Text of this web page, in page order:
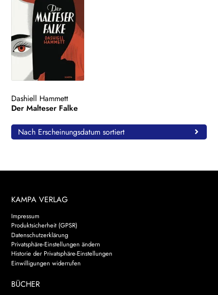
Dashiell Hammett
Der Malteser Falke
Nach Erscheinungsdatum sortiert
KAMPA VERLAG
Impressum
Produktsicherheit (GPSR)
Datenschutzerklärung
Privatsphäre-Einstellungen ändern
Historie der Privatsphäre-Einstellungen
Einwilligungen widerrufen
BÜCHER